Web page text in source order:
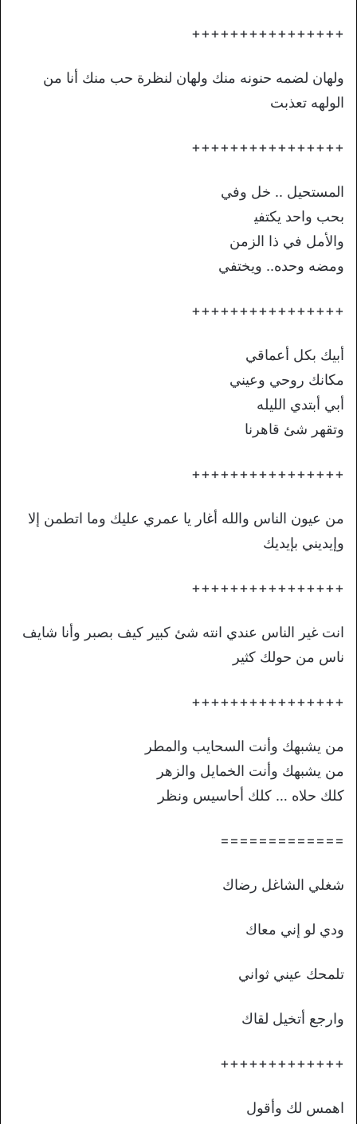
++++++++++++++++
ولهان لضمه حنونه منك ولهان لنظرة حب منك أنا من
الولهه تعذبت
++++++++++++++++
المستحيل .. خل وفي
بحب واحد يكتفي‍‍‍
والأمل في ذا الزمن
ومضه وحده.. ويختفي
++++++++++++++++
أبيك بكل أعماقي
مكانك روحي وعيني
أبي أبتدي الليله
وتقهر شئ قاهرنا
++++++++++++++++
من عيون الناس والله أغار يا عمري عليك وما اتطمن إلا
وإيديني بإيديك
++++++++++++++++
انت غير الناس عندي انته شئ كبير كيف بصبر وأنا شايف
ناس من حولك كثير
++++++++++++++++
من يشبهك وأنت السحايب والمطر
من يشبهك وأنت الخمايل والزهر
كلك حلاه … كلك أحاسيس ونظر
=============
شغلي الشاغل رضاك
ودي لو إني معاك
تلمحك عيني ثواني
وارجع أتخيل لقاك
+++++++++++++
اهمس لك وأقول